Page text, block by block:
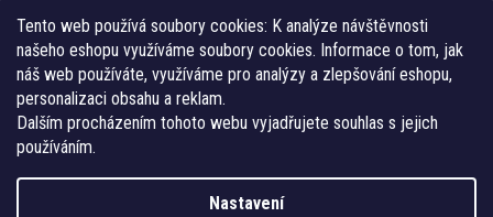
Tento web používá soubory cookies: K analýze návštěvnosti
našeho eshopu využíváme soubory cookies. Informace o tom, jak
náš web používáte, využíváme pro analýzy a zlepšování eshopu,
personalizaci obsahu a reklam.
Dalším procházením tohoto webu vyjadřujete souhlas s jejich
používáním.
Nastavení